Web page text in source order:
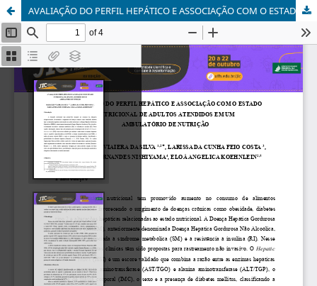
AVALIAÇÃO DO PERFIL HEPÁTICO E ASSOCIAÇÃO COM O ESTADO NUTRICIONAL DE ADULTOS ATENDIDOS EM UMAMBULATÓRIO DE NUTRIÇÃO